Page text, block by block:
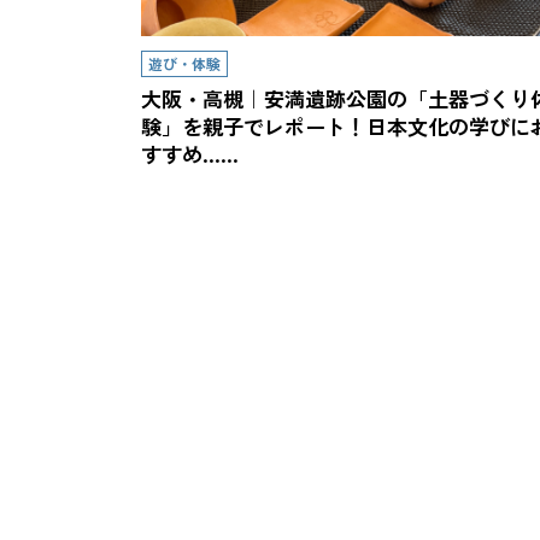
遊び・体験
大阪・高槻｜安満遺跡公園の「土器づくり
験」を親子でレポート！日本文化の学びに
すすめ……